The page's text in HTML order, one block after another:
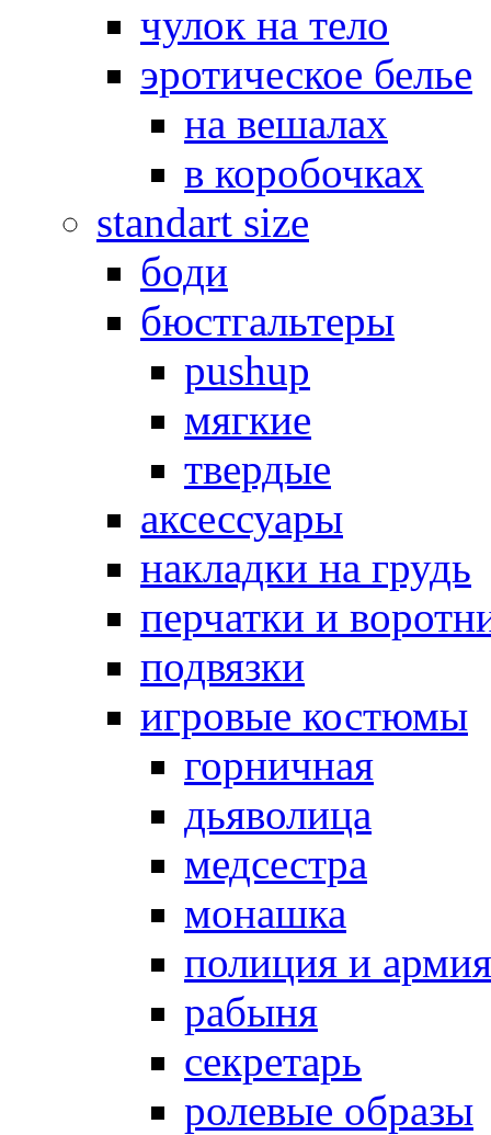
чулок на тело
эротическое белье
на вешалах
в коробочках
standart size
боди
бюстгальтеры
pushup
мягкие
твердые
аксессуары
накладки на грудь
перчатки и
подвязки
игровые костюмы
горничная
дьяволица
медсестра
монашка
полиция и армия
рабыня
секретарь
ролевые образы